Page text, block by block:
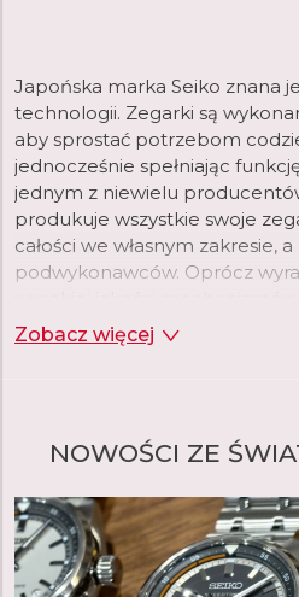
Japońska marka Seiko znana
technologii. Zegarki są
aby sprostać potrzebom
jednocześnie spełniając
jednym z niewielu
produkuje wszystkie swoje
całości we własnym zakresie,
podwykonawców. Oprócz
Seiko produkuje we własnych
smary stosowane w zegarkach
Założyciel Seiko, Kintaro
założył własną firmę "K.
detaliczną sprzedażą
własną manufakturę zegarów,
nazwał "Seikosha". W języku
Zobacz więcej
NOWOŚCI ZE